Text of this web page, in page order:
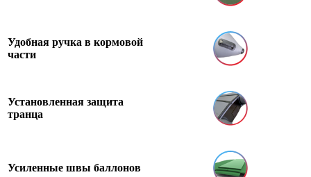
Удобная ручка в кормовой
части
Установленная защита
транца
Усиленные швы баллонов